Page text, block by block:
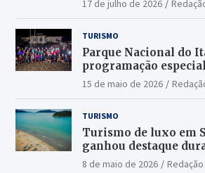
17 de julho de 2026
TURISMO
Parque Nacional do
programação especial
15 de maio de 2026
TURISMO
Turismo de luxo em
ganhou destaque
Latin America 2026
8 de maio de 2026